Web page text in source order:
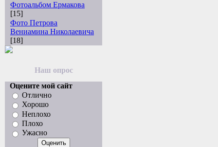
Фотоальбом Ермакова
[15]
Фото Петрова
Вениамина Николаевича
[18]
Наш опрос
Оцените мой сайт
Отлично
Хорошо
Неплохо
Плохо
Ужасно